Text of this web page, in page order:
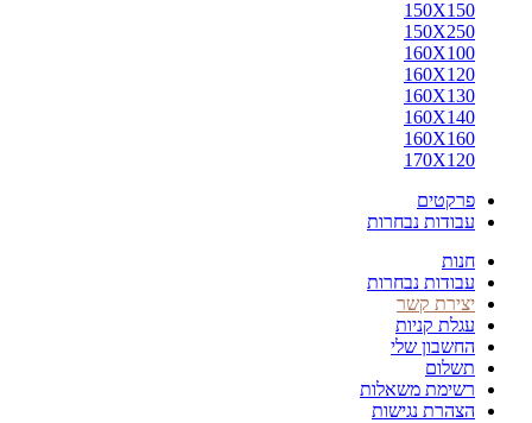
150X150
150X250
160X100
160X120
160X130
160X140
160X160
170X120
פרקטים
עבודות נבחרות
חנות
עבודות נבחרות
יצירת קשר
עגלת קניות
החשבון שלי
תשלום
רשימת משאלות
הצהרת נגישות